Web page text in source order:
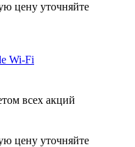
цену уточняйте
Wi-Fi
всех акций
цену уточняйте